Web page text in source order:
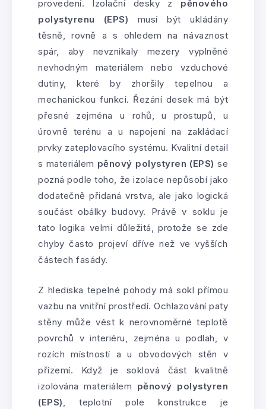
provedení. Izolační desky z pěnového
polystyrenu (EPS) musí být ukládány
těsně, rovně a s ohledem na návaznost
spár, aby nevznikaly mezery vyplněné
nevhodným materiálem nebo vzduchové
dutiny, které by zhoršily tepelnou a
mechanickou funkci. Řezání desek má být
přesné zejména u rohů, u prostupů, u
úrovně terénu a u napojení na zakládací
prvky zateplovacího systému. Kvalitní detail
s materiálem pěnový polystyren (EPS) se
pozná podle toho, že izolace nepůsobí jako
dodatečně přidaná vrstva, ale jako logická
součást obálky budovy. Právě v soklu je
tato logika velmi důležitá, protože se zde
chyby často projeví dříve než ve vyšších
částech fasády.
Z hlediska tepelné pohody má sokl přímou
vazbu na vnitřní prostředí. Ochlazování paty
stěny může vést k nerovnoměrné teplotě
povrchů v interiéru, zejména u podlah, v
rozích místností a u obvodových stěn v
přízemí. Když je soklová část kvalitně
izolována materiálem pěnový polystyren
(EPS), teplotní pole konstrukce je